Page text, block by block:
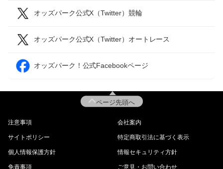
オッズパーク公式X（Twitter）競輪
オッズパーク公式X（Twitter）オートレース
オッズパーク！公式Facebookページ
ページ先頭へ
注意事項 会社案内
サイトポリシー 特定商取引法に基づく表示
個人情報保護方針 情報セキュリティ方針
免責事項 ご意見・お問い合わせ